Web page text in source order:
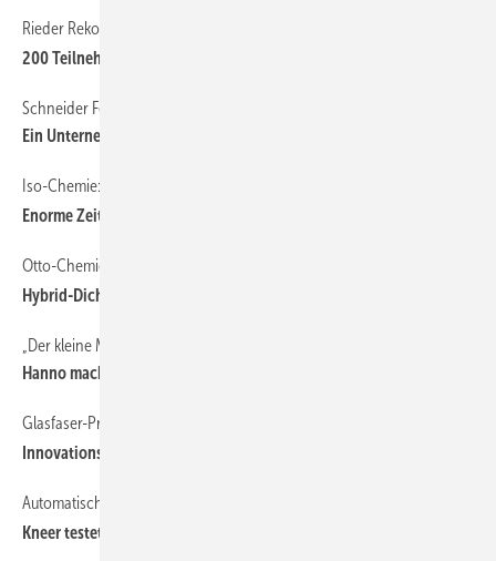
Rieder Rekord-Rendezvous
200 Teilnehmer erlebten Ammon Fenstertage in Bestform
Schneider Fensterbau in Güglingen
Ein Unternehmen seit 125 Jahren in Bewegung
Iso-Chemie: Faktor4 im Praxistest
Enorme Zeitersparnis bei Fenstera bdichtung
Otto-Chemie stellt Praxislösungen vor
Hybrid-Dich tstoff und HiTack-Kleber
„Der kleine Montagehelfer“
H anno macht komplexe Abdichtung verständlich
Glasfaser-Profile, Digitaldruck und Artevo-Ausbau
Innova tions-Offensive bei Rehau
Automatisches Lüften trifft Einbruchschutz
Kneer testet neue Fenstertechnik